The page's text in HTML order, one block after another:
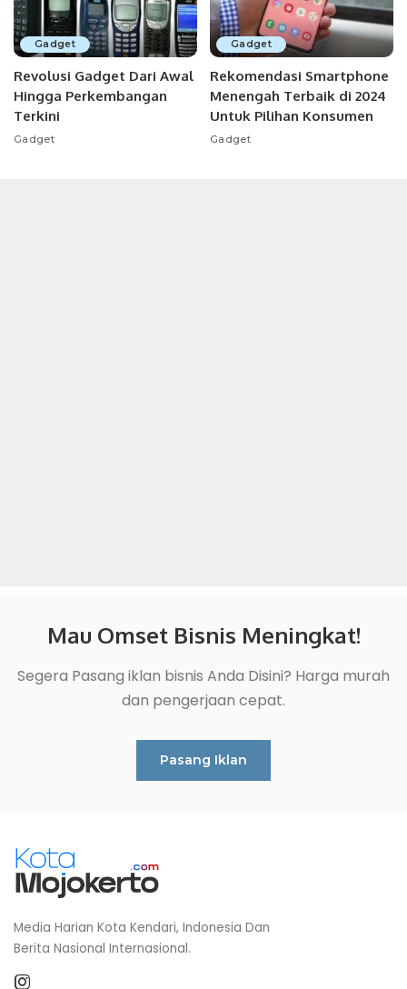
Gadget
Revolusi Gadget Dari Awal
Hingga Perkembangan
Terkini
Gadget
Gadget
Rekomendasi Smartphone
Menengah Terbaik di 2024
Untuk Pilihan Konsumen
Gadget
Mau Omset Bisnis Meningkat!
Segera Pasang iklan bisnis Anda Disini? Harga murah
dan pengerjaan cepat.
Pasang Iklan
Media Harian Kota Kendari, Indonesia Dan
Berita Nasional Internasional.